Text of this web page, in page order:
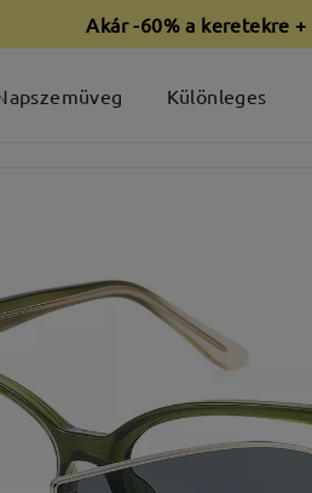
Akár -60% a keretekre
Különleges